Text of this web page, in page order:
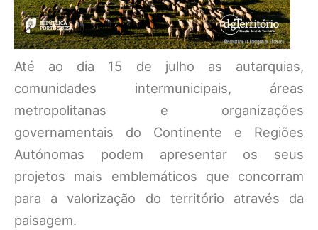
Até ao dia 15 de julho as autarquias,
comunidades intermunicipais, áreas
metropolitanas e organizações
governamentais do Continente e Regiões
Autónomas podem apresentar os seus
projetos mais emblemáticos que concorram
para a valorização do território através da
paisagem.